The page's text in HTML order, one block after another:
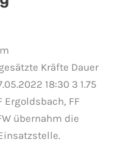
Kräfte Dauer
18:30 3 1.75
Ergoldsbach, FF
übernahm die